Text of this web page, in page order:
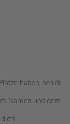
haben, schick
Namen und dem